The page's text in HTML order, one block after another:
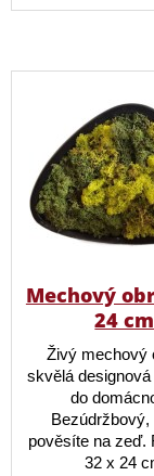
Mechový
24 cm
Živý mechový
skvělá
do
Bezúdržbový,
pověsíte na zeď.
32 x 24